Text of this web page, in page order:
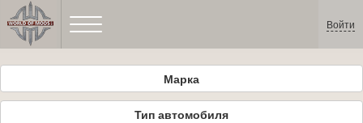
Войти
Марка
Тип автомобиля